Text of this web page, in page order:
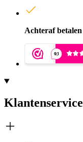
Achteraf betalen
Klantenservice